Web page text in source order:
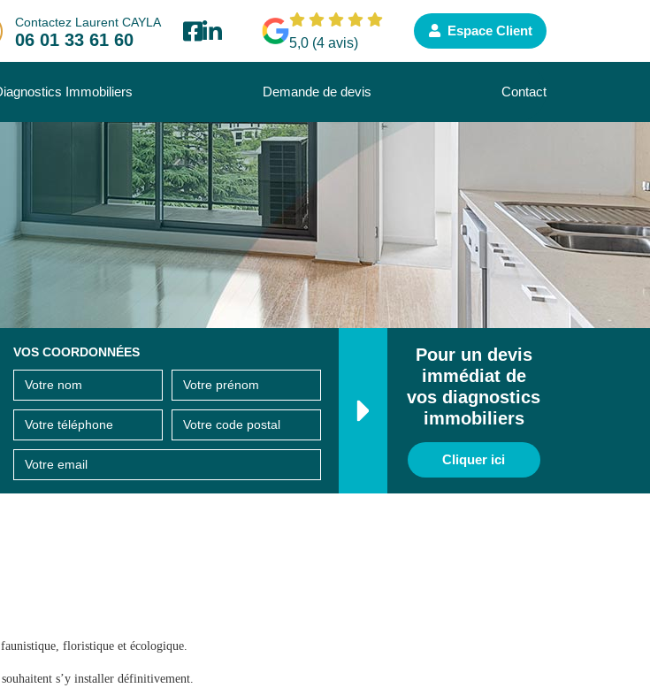
Contactez Laurent CAYLA
06 01 33 61 60 5,0 (4 avis)
Espace Client
Immobiliers Demande de devis Contact
VOS COORDONNÉES
Pour un devis
immédiat de
vos diagnostics
immobiliers
Cliquer ici
floristique et écologique.
s’y installer définitivement.